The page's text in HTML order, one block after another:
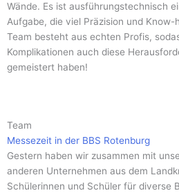
Wände. Es ist ausführungstechnisch
Aufgabe, die viel Präzision und
Team besteht aus echten Profis,
Komplikationen auch diese
gemeistert haben!
Team
Messezeit in der BBS Rotenburg
Gestern haben wir zusammen mit
anderen Unternehmen aus dem
Schülerinnen und Schüler für diverse